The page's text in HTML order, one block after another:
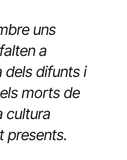
uns
a
dels difunts i
morts de
cultura
presents.